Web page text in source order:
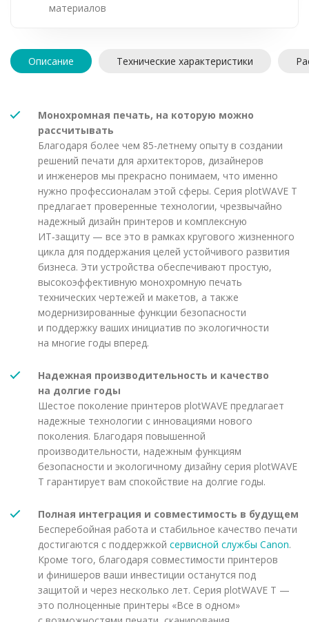
материалов
Описание Технические характеристики
Монохромная печать, на которую можно
рассчитывать
Благодаря более чем 85-летнему опыту в создании
решений печати для архитекторов, дизайнеров
и инженеров мы прекрасно понимаем, что именно
нужно профессионалам этой сферы. Серия plotWAVE T
предлагает проверенные технологии, чрезвычайно
надежный дизайн принтеров и комплексную
ИТ‑защиту — все это в рамках кругового жизненного
цикла для поддержания целей устойчивого развития
бизнеса. Эти устройства обеспечивают простую,
высокоэффективную монохромную печать
технических чертежей и макетов, а также
модернизированные функции безопасности
и поддержку ваших инициатив по экологичности
на многие годы вперед.
Надежная производительность и качество
на долгие годы
Шестое поколение принтеров plotWAVE предлагает
надежные технологии с инновациями нового
поколения. Благодаря повышенной
производительности, надежным функциям
безопасности и экологичному дизайну серия plotWAVE
T гарантирует вам спокойствие на долгие годы.
Полная интеграция и совместимость в будущем
Бесперебойная работа и стабильное качество печати
достигаются с поддержкой сервисной службы Canon.
Кроме того, благодаря совместимости принтеров
и финишеров ваши инвестиции останутся под
защитой и через несколько лет. Серия plotWAVE T —
это полноценные принтеры «Все в одном»